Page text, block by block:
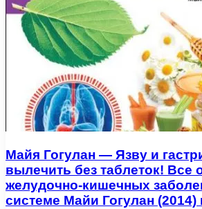
Майя Гогулан — Язву и
вылечить без таблеток! Все
желудочно-кишечных
системе Майи Гогулан (2014)